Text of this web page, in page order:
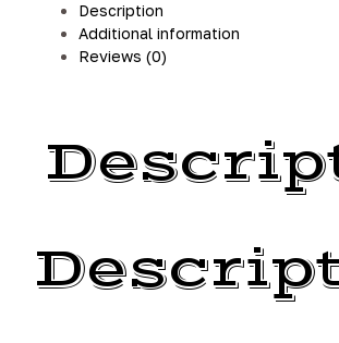
Description
Additional information
Reviews (0)